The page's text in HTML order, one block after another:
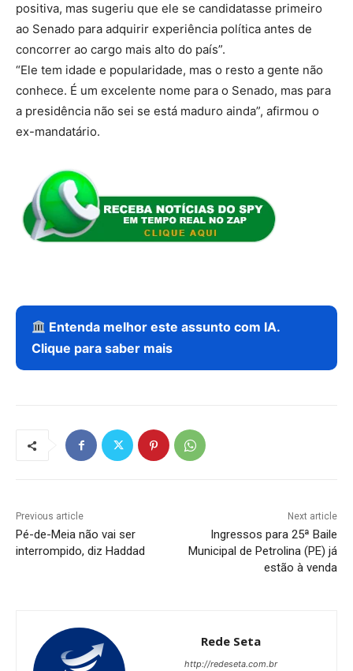
positiva, mas sugeriu que ele se candidatasse primeiro
ao Senado para adquirir experiência política antes de
concorrer ao cargo mais alto do país”.
“Ele tem idade e popularidade, mas o resto a gente não
conhece. É um excelente nome para o Senado, mas para
a presidência não sei se está maduro ainda”, afirmou o
ex-mandatário.
Entenda melhor este assunto com IA.
Clique para saber mais
Previous article
Pé-de-Meia não vai ser
interrompido, diz Haddad
Next article
Ingressos para 25ª Baile
Municipal de Petrolina (PE) já
estão à venda
Rede Seta
http://redeseta.com.br